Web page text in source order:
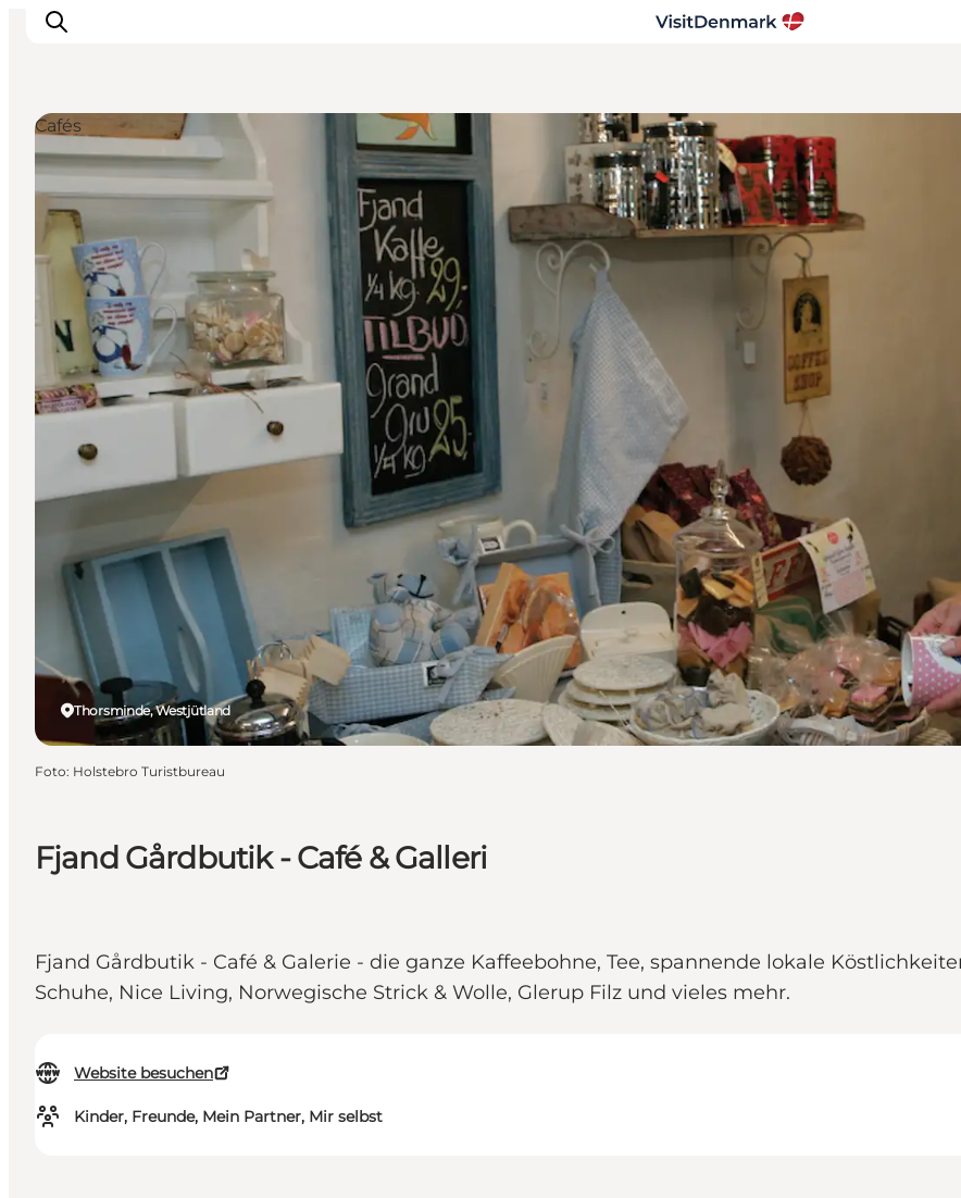
Inspiration
Regionen
Erlebnisse
Unterkünfte
Reiseplanung
Fjand Gårdbutik - Café & Galleri
Fjand Gårdbutik - Café & Galerie - die ganze Kaffeebohne, Tee, spannende lokale
Schuhe, Nice Living, Norwegische Strick & Wolle, Glerup Filz und vieles mehr.
Website besuchen
Kinder, Freunde, Mein Partner, Mir selbst
Thorsminde, Westjütland
Cafés
Foto: Holstebro Turistbureau